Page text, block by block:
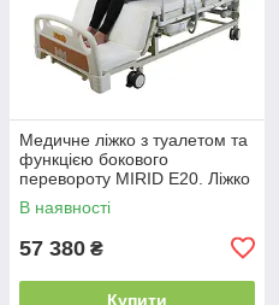
Медичне ліжко з туалетом та
функцією бокового
перевороту MIRID E20. Ліжко
для реабілітації інваліда.
В наявності
57 380 ₴
Купити